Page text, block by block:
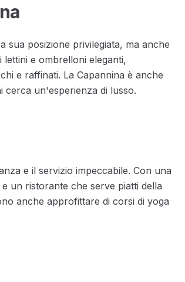
sua posizione privilegiata, ma anche
e ombrelloni eleganti,
e raffinati. La Capannina è anche
cerca un'esperienza di lusso.
e il servizio impeccabile. Con una
un ristorante che serve piatti della
anche approfittare di corsi di yoga